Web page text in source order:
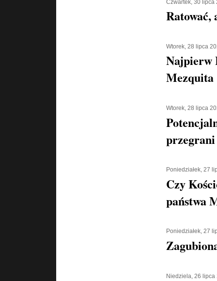
Czwartek, 30 lipca
Ratować,
Wtorek, 28 lipca
Najpierw
Wtorek, 28 lipca
przegrani
Poniedziałek, 27
Czy
państwa
Poniedziałek, 27
Niedziela, 26 lipca